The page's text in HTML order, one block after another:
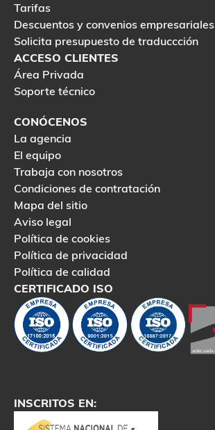
Tarifas
Descuentos y convenios empresariales
Solicita presupuesto de traduccción
ACCESO CLIENTES
Área Privada
Soporte técnico
CONÓCENOS
La agencia
El equipo
Trabaja con nosotros
Condiciones de contratación
Mapa del sitio
Aviso legal
Política de cookies
Política de privacidad
Política de calidad
CERTIFICADO ISO
INSCRITOS EN: